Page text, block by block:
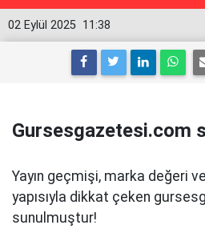
11:38
02 Eylül 2025
Gursesgazetesi.com
Yayın geçmişi, marka değeri
yapısıyla dikkat çeken
sunulmuştur!